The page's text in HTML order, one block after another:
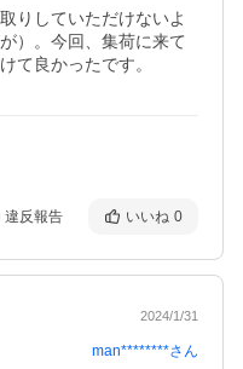
りしていただけないよ
）。今回、集荷に来て
て良かったです。
違反報告 いいね 0
2024/1/31
man********さん